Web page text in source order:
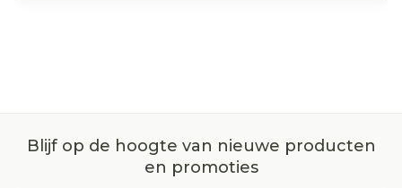
Blijf op de hoogte van nieuwe producten
en promoties